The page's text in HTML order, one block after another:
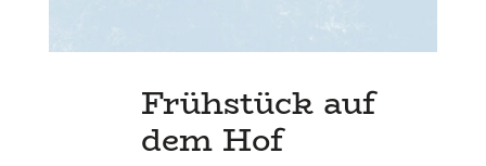
Frühstück auf
dem Hof